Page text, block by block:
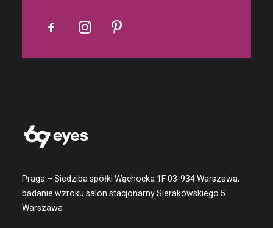
Praga – Siedziba spółki Wąchocka 1F 03-934 Warszawa,
badanie wzroku salon stacjonarny Sierakowskiego 5
Warszawa